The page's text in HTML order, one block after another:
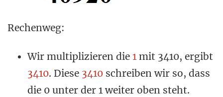
Rechenweg:
Wir multiplizieren die 1 mit 3410, ergibt
3410. Diese 3410 schreiben wir so, dass
die 0 unter der 1 weiter oben steht.